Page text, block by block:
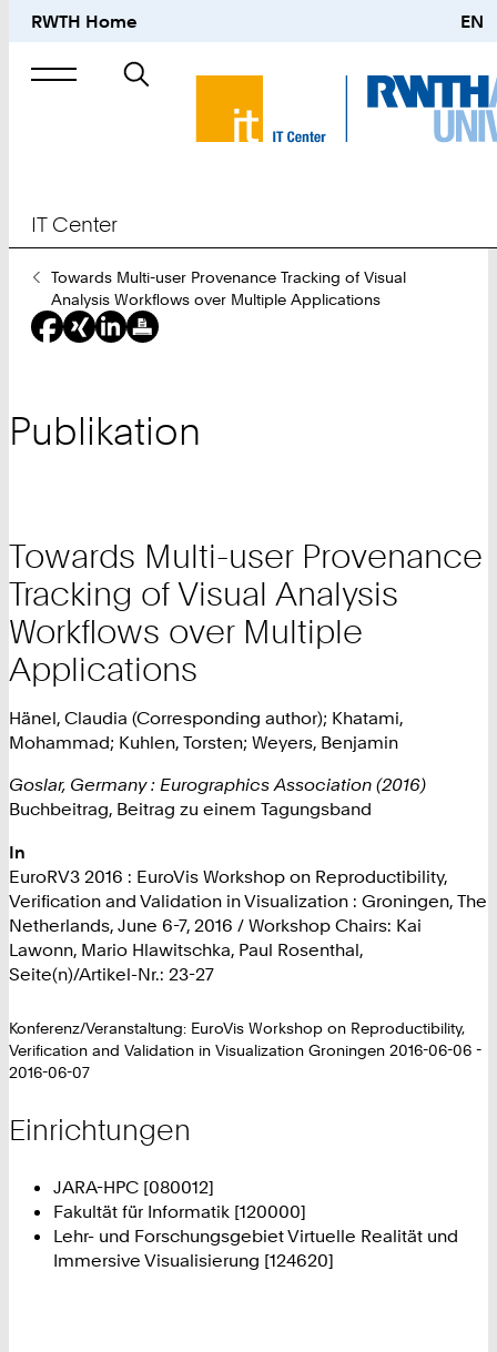
RWTH Home EN
Suche
nach
IT Center
Sie
sind
hier:
Towards Multi-user Provenance Tracking of Visual
Analysis Workflows over Multiple Applications
Publikation
Towards Multi-user Provenance
Tracking of Visual Analysis
Workflows over Multiple
Applications
Hänel, Claudia (Corresponding author); Khatami,
Mohammad; Kuhlen, Torsten; Weyers, Benjamin
Goslar, Germany : Eurographics Association (2016)
Buchbeitrag, Beitrag zu einem Tagungsband
In
EuroRV3 2016 : EuroVis Workshop on Reproductibility,
Verification and Validation in Visualization : Groningen, The
Netherlands, June 6-7, 2016 / Workshop Chairs: Kai
Lawonn, Mario Hlawitschka, Paul Rosenthal,
Seite(n)/Artikel-Nr.: 23-27
Konferenz/Veranstaltung: EuroVis Workshop on Reproductibility,
Verification and Validation in Visualization Groningen 2016-06-06 -
2016-06-07
Einrichtungen
JARA-HPC [080012]
Fakultät für Informatik [120000]
Lehr- und Forschungsgebiet Virtuelle Realität und
Immersive Visualisierung [124620]